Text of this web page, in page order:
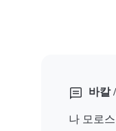
바칼
나 모로